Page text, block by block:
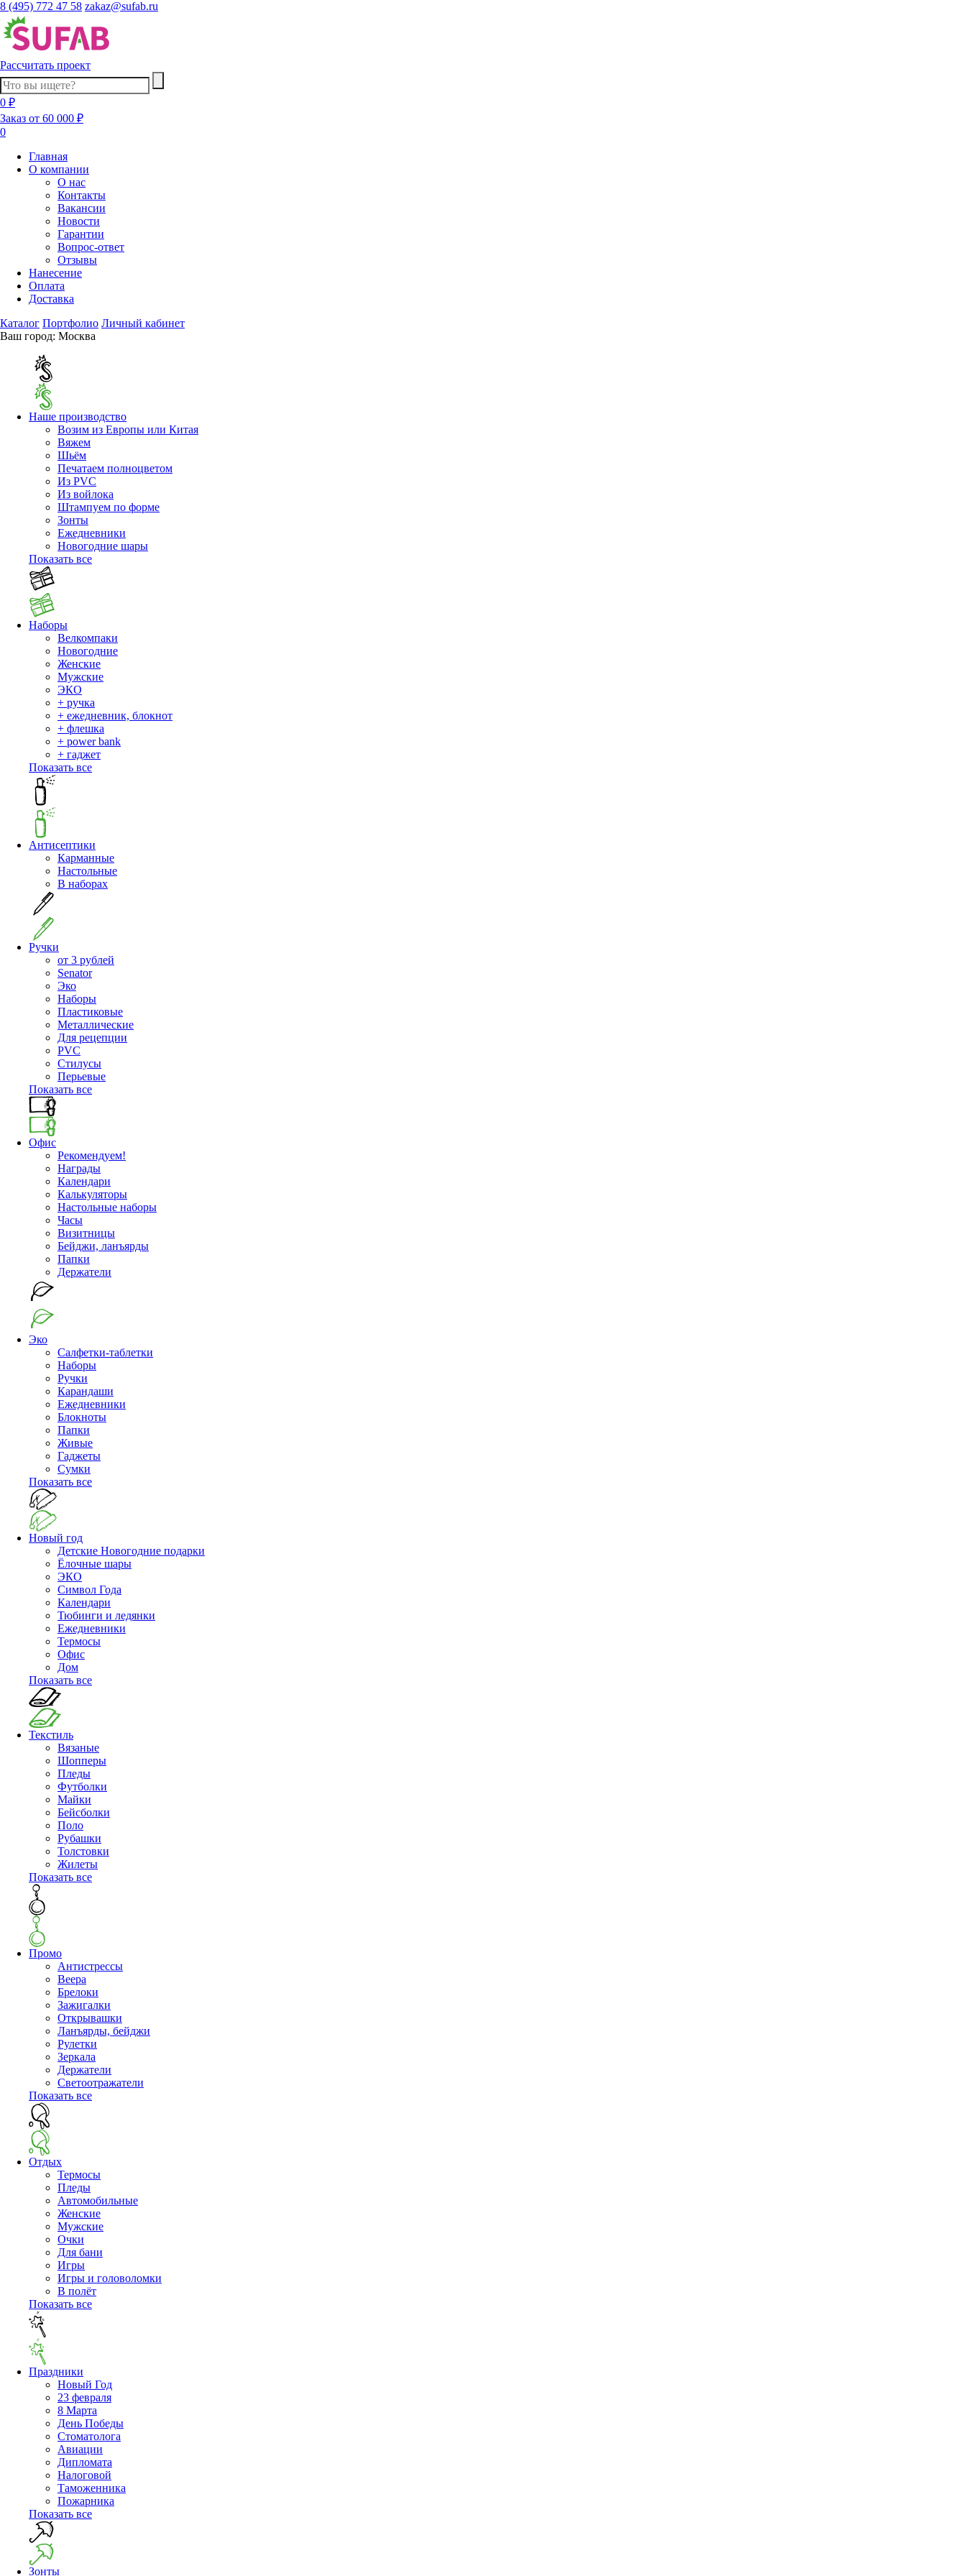
8 (495) 772 47 58 zakaz@sufab.ru
Рассчитать проект
0 ₽
Заказ от 60 000 ₽
0
Главная
О компании
О нас
Контакты
Вакансии
Новости
Гарантии
Вопрос-ответ
Отзывы
Нанесение
Оплата
Доставка
Каталог Портфолио Личный кабинет
Ваш город: Москва
Наше производство
Возим из Европы или Китая
Вяжем
Шьём
Печатаем полноцветом
Из PVC
Из войлока
Штампуем по форме
Зонты
Ежедневники
Новогодние шары
Показать все
Наборы
Велкомпаки
Новогодние
Женские
Мужские
ЭКО
+ ручка
+ ежедневник, блокнот
+ флешка
+ power bank
+ гаджет
Показать все
Антисептики
Карманные
Настольные
В наборах
Ручки
от 3 рублей
Senator
Эко
Наборы
Пластиковые
Металлические
Для рецепции
PVC
Стилусы
Перьевые
Показать все
Офис
Рекомендуем!
Награды
Календари
Калькуляторы
Настольные наборы
Часы
Визитницы
Бейджи, ланъярды
Папки
Держатели
Эко
Салфетки-таблетки
Наборы
Ручки
Карандаши
Ежедневники
Блокноты
Папки
Живые
Гаджеты
Сумки
Показать все
Новый год
Детские Новогодние подарки
Ёлочные шары
ЭКО
Символ Года
Календари
Тюбинги и ледянки
Ежедневники
Термосы
Офис
Дом
Показать все
Текстиль
Вязаные
Шопперы
Пледы
Футболки
Майки
Бейсболки
Поло
Рубашки
Толстовки
Жилеты
Показать все
Промо
Антистрессы
Веера
Брелоки
Зажигалки
Открывашки
Ланъярды, бейджи
Рулетки
Зеркала
Держатели
Светоотражатели
Показать все
Отдых
Термосы
Пледы
Автомобильные
Женские
Мужские
Очки
Для бани
Игры
Игры и головоломки
В полёт
Показать все
Праздники
Новый Год
23 февраля
8 Марта
День Победы
Cтоматолога
Авиации
Дипломата
Налоговой
Таможенника
Пожарника
Показать все
Зонты